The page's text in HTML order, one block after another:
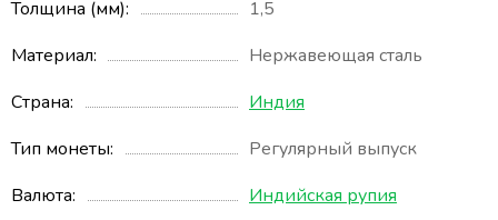
Толщина (мм)
1,5
Материал
Нержавеющая сталь
Страна
Индия
Тип монеты
Регулярный выпуск
Валюта
Индийская рупия